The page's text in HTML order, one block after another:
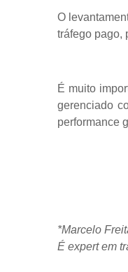
O
tráfego pago,
É muito
gerenciado
performance
*Marcelo
É expert em